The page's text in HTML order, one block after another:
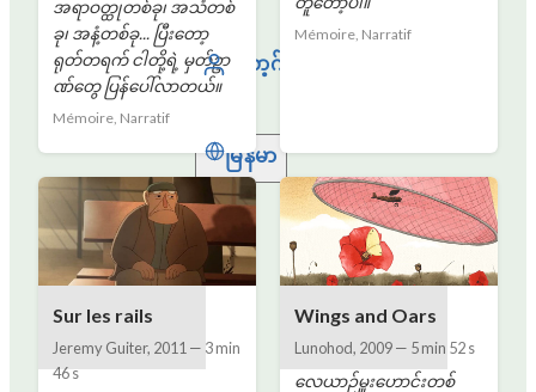
လော့ဂ်အင်
မြန်မာ
အရာဝတ္ထုတစ်ခု၊ အသံတစ်
ခု၊ အနံ့တစ်ခု... ပြီးတော့
ရုတ်တရက် ငါတို့ရဲ့ မှတ်ဥာ
ဏ်တွေ ပြန်ပေါ်လာတယ်။
Mémoire, Narratif
Mémoire, Narratif
Sur les rails
Jeremy Guiter, 2011 — 3 min
46 s
Wings and Oars
Lunohod, 2009— 5 min 52 s
လေယာဉ်မှူးဟောင်းတစ်